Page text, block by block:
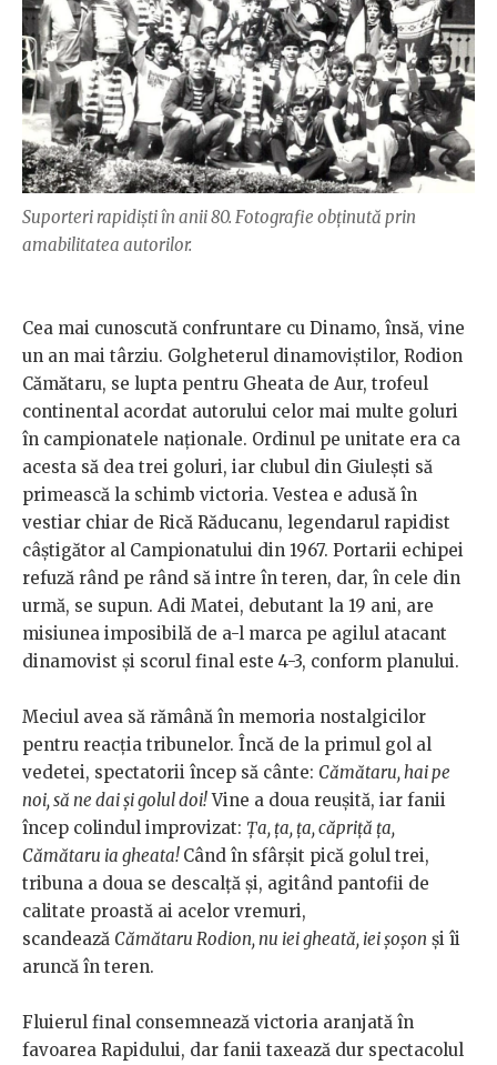
Suporteri rapidiști în anii 80. Fotografie obținută prin
amabilitatea autorilor.
Cea mai cunoscută confruntare cu Dinamo, însă, vine
un an mai târziu. Golgheterul dinamoviștilor, Rodion
Cămătaru, se lupta pentru Gheata de Aur, trofeul
continental acordat autorului celor mai multe goluri
în campionatele naționale. Ordinul pe unitate era ca
acesta să dea trei goluri, iar clubul din Giulești să
primească la schimb victoria. Vestea e adusă în
vestiar chiar de Rică Răducanu, legendarul rapidist
câștigător al Campionatului din 1967. Portarii echipei
refuză rând pe rând să intre în teren, dar, în cele din
urmă, se supun. Adi Matei, debutant la 19 ani, are
misiunea imposibilă de a-l marca pe agilul atacant
dinamovist și scorul final este 4-3, conform planului.
Meciul avea să rămână în memoria nostalgicilor
pentru reacția tribunelor. Încă de la primul gol al
vedetei, spectatorii încep să cânte: Cămătaru, hai pe
noi, să ne dai şi golul doi!Vine a doua reușită, iar fanii
încep colindul improvizat: Ța, ța, ța, căpriță ța,
Cămătaru ia gheata! Când în sfârșit pică golul trei,
tribuna a doua se descalță și, agitând pantofii de
calitate proastă ai acelor vremuri,
scandează Cămătaru Rodion, nu iei gheată, iei șoșon și îi
aruncă în teren.
Fluierul final consemnează victoria aranjată în
favoarea Rapidului, dar fanii taxează dur spectacolul